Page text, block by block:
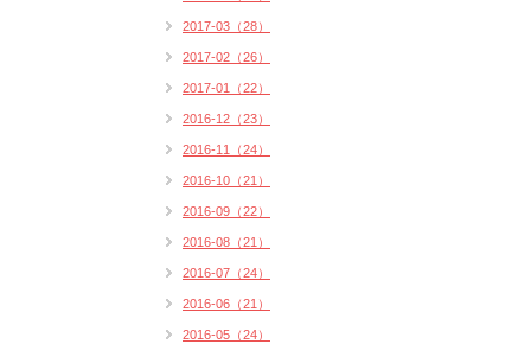
2017-03（28）
2017-02（26）
2017-01（22）
2016-12（23）
2016-11（24）
2016-10（21）
2016-09（22）
2016-08（21）
2016-07（24）
2016-06（21）
2016-05（24）